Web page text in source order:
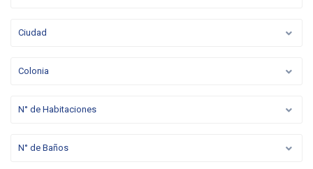
Ciudad
Colonia
N° de Habitaciones
N° de Baños